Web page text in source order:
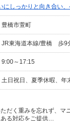
にしっかりと向き合い
豊橋市萱町
JR東海道本線/豊橋 歩9
9:00～17:15
土日祝日、夏季休暇、年
だく重みを忘れず、マ
る対応をご提供…